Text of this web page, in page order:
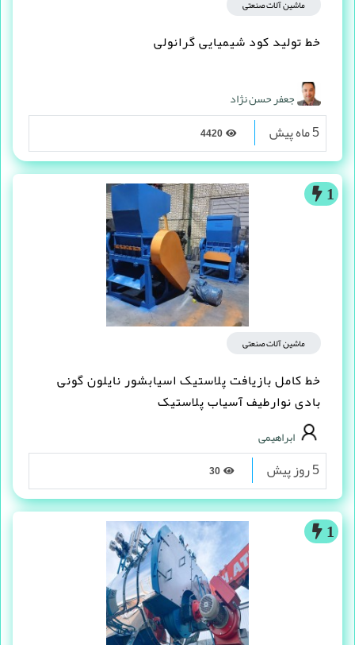
ماشین آلات صنعتی
خط تولید کود شیمیایی گرانولی
جعفر حسن نژاد
5 ماه پیش
1
ماشین آلات صنعتی
خط کامل بازیافت پلاستیک اسیابشور نایلون گونی
بادی نوارطیف آسیاب پلاستیک
ابراهیمی
5 روز پیش
1